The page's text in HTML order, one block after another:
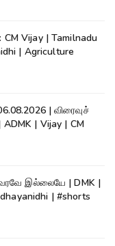
CM Vijay | Tamilnadu
| Agriculture
| விரைவுச்
| Vijay | CM
இல்லையே | DMK |
| #shorts